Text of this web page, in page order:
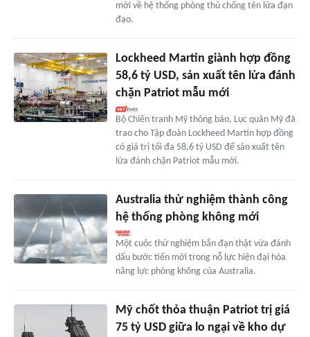
mới về hệ thống phòng thủ chống tên lửa đạn
đạo.
Lockheed Martin giành hợp đồng
58,6 tỷ USD, sản xuất tên lửa đánh
chặn Patriot mẫu mới
Bộ Chiến tranh Mỹ thông báo, Lục quân Mỹ đã
trao cho Tập đoàn Lockheed Martin hợp đồng
có giá trị tối đa 58,6 tỷ USD để sản xuất tên
lửa đánh chặn Patriot mẫu mới.
Australia thử nghiệm thành công
hệ thống phòng không mới
Một cuộc thử nghiệm bắn đạn thật vừa đánh
dấu bước tiến mới trong nỗ lực hiện đại hóa
năng lực phòng không của Australia.
Mỹ chốt thỏa thuận Patriot trị giá
75 tỷ USD giữa lo ngại về kho dự